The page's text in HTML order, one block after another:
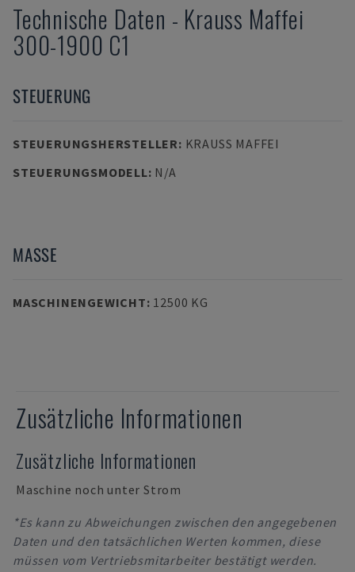
Technische Daten - Krauss Maffei
300-1900 C1
STEUERUNG
STEUERUNGSHERSTELLER: KRAUSS MAFFEI
STEUERUNGSMODELL: N/A
MASSE
MASCHINENGEWICHT: 12500 KG
Zusätzliche Informationen
Zusätzliche Informationen
Maschine noch unter Strom
*Es kann zu Abweichungen zwischen den angegebenen
Daten und den tatsächlichen Werten kommen, diese
müssen vom Vertriebsmitarbeiter bestätigt werden.